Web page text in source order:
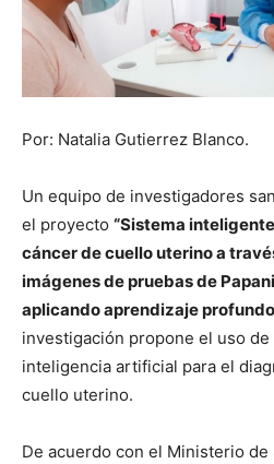
Por: Natalia Gutierrez Blanco.
Un equipo de investigadores
el proyecto “Sistema
cáncer de cuello uterino a
imágenes de pruebas de
aplicando aprendizaje
investigación propone el uso de
inteligencia artificial para el
cuello uterino.
De acuerdo con el Ministerio de